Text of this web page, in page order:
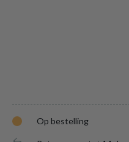
Op bestelling
Slaapkamer